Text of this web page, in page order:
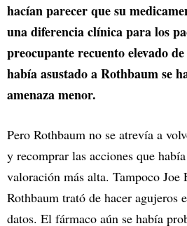
hacían parecer que su
una diferencia clínica para los
preocupante recuento elevado
había asustado a Rothbaum se
amenaza menor.
Pero Rothbaum no se atrevía a
y recomprar las acciones que
valoración más alta. Tampoco Joe
Rothbaum trató de hacer agujeros
datos. El fármaco aún se había